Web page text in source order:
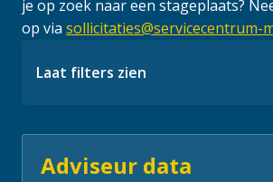
je op zoek naar een stageplaats?
op via sollicitaties@servicecentrum-
Laat filters zien
Adviseur data